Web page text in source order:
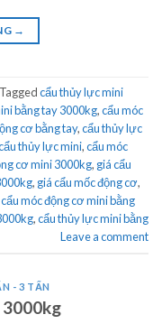
→
Taggedcẩu thủy lực mini
bằng tay 3000kg,cẩu móc
cơ bằng tay,cẩu thủy lực
thủy lực mini,cẩu móc
cơ mini 3000kg, giá cẩu
, giá cẩu mốc động cơ,
cẩu móc động cơ mini bằng
,cẩu thủy lực mini bằng
Leave a comment
- 3 TẤN